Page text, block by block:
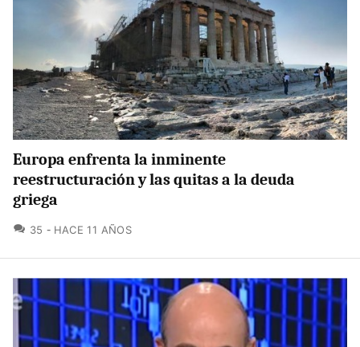
Europa enfrenta la inminente
reestructuración y las quitas a la deuda
griega
35 COMENTARIOS
HACE 11 AÑOS